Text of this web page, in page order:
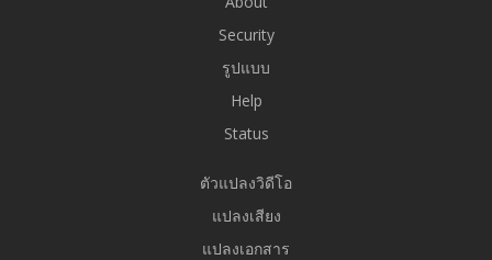
Security
รูปแบบ
Help
Status
ตัวแปลงวิดีโอ
แปลงเสียง
แปลงเอกสาร